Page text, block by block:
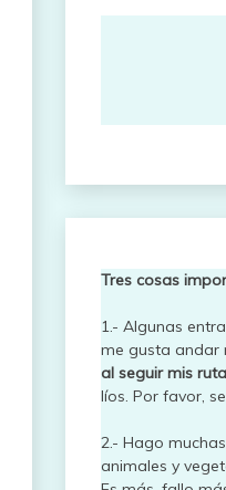
Tres cosas
1.- Algunas
me gusta andar
al seguir mis
líos. Por favor,
2.- Hago
animales y